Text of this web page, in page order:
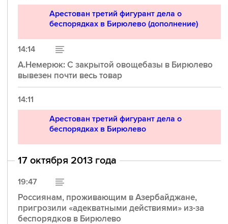
Арестован третий фигурант дела о
беспорядках в Бирюлево (дополнение)
14:14
А.Немерюк: С закрытой овощебазы в Бирюлево
вывезен почти весь товар
14:11
Арестован третий фигурант дела о
беспорядках в Бирюлево
17 октября 2013 года
19:47
Россиянам, проживающим в Азербайджане,
пригрозили «адекватными действиями» из-за
беспорядков в Бирюлево